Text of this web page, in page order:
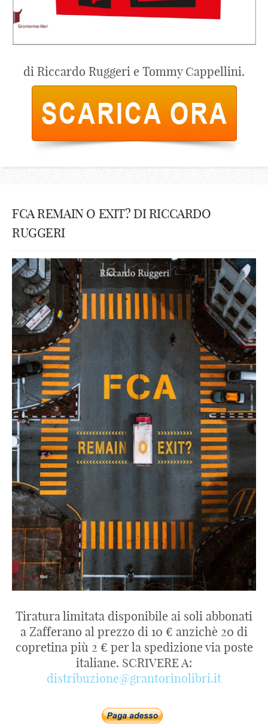
di Riccardo Ruggeri e Tommy Cappellini.
FCA REMAIN O EXIT? DI RICCARDO
RUGGERI
Tiratura limitata disponibile ai soli abbonati
a Zafferano al prezzo di 10 € anzichè 20 di
copretina più 2 € per la spedizione via poste
italiane. SCRIVERE A:
distribuzione@grantorinolibri.it